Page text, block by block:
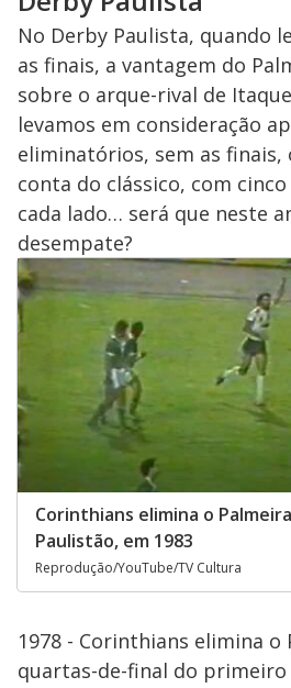
No Derby Paulista, quando
as finais, a vantagem do
sobre o arque-rival de
levamos em consideração
eliminatórios, sem as
conta do clássico, com
cada lado… será que neste
desempate?
Corinthians elimina o
Paulistão, em 1983
Reprodução/YouTube/TV Cultura
1978 - Corinthians elimina o
quartas-de-final do